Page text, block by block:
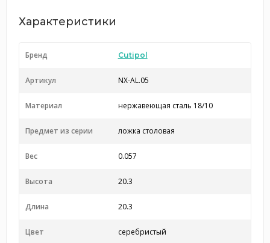
Характеристики
Бренд Cutipol
Артикул NX-AL.05
Материал нержавеющая сталь 18/10
Предмет из серии ложка столовая
Вес 0.057
Высота 20.3
Длина 20.3
Цвет серебристый